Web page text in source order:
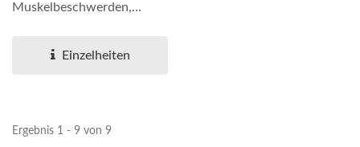
Muskelbeschwerden,
Blutzirkulation...
Einzelheiten
Ergebnis 1 - 9 von 9